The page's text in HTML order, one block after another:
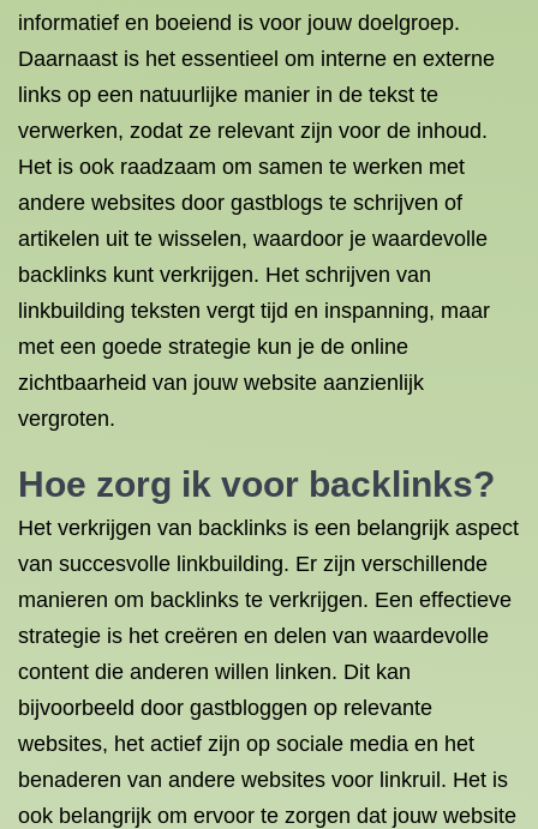
informatief en boeiend is voor jouw doelgroep.
Daarnaast is het essentieel om interne en externe
links op een natuurlijke manier in de tekst te
verwerken, zodat ze relevant zijn voor de inhoud.
Het is ook raadzaam om samen te werken met
andere websites door gastblogs te schrijven of
artikelen uit te wisselen, waardoor je waardevolle
backlinks kunt verkrijgen. Het schrijven van
linkbuilding teksten vergt tijd en inspanning, maar
met een goede strategie kun je de online
zichtbaarheid van jouw website aanzienlijk
vergroten.
Hoe zorg ik voor backlinks?
Het verkrijgen van backlinks is een belangrijk aspect
van succesvolle linkbuilding. Er zijn verschillende
manieren om backlinks te verkrijgen. Een effectieve
strategie is het creëren en delen van waardevolle
content die anderen willen linken. Dit kan
bijvoorbeeld door gastbloggen op relevante
websites, het actief zijn op sociale media en het
benaderen van andere websites voor linkruil. Het is
ook belangrijk om ervoor te zorgen dat jouw website